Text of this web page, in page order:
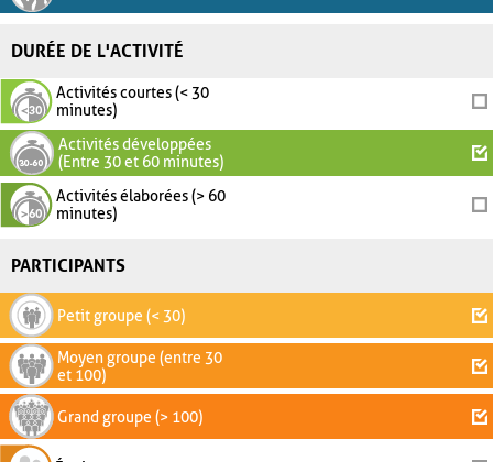
DURÉE DE L'ACTIVITÉ
Activités courtes (< 30
minutes)
Activités développées
(Entre 30 et 60 minutes)
Activités élaborées (> 60
minutes)
PARTICIPANTS
Petit groupe (< 30)
Moyen groupe (entre 30
et 100)
Grand groupe (> 100)